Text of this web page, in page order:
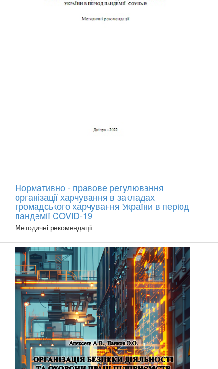
Нормативно - правове регулювання
організації харчування в закладах
громадського харчування України в період
пандемії COVID-19
Методичні рекомендації